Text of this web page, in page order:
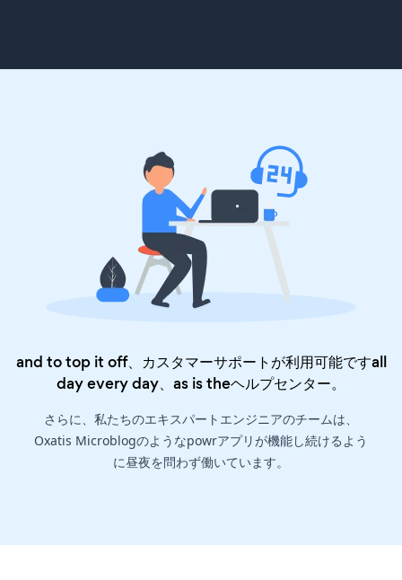
and to top it off、カスタマーサポートが利用可能ですall
day every day、as is theヘルプセンター。
さらに、私たちのエキスパートエンジニアのチームは、
Oxatis Microblogのようなpowrアプリが機能し続けるよう
に昼夜を問わず働いています。